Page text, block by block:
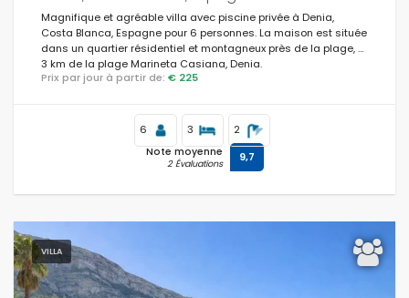
Magnifique et agréable villa avec piscine privée à Denia,
Costa Blanca, Espagne pour 6 personnes. La maison est située
dans un quartier résidentiel et montagneux près de la plage, à
3 km de la plage Marineta Casiana, Denia.
Prix par jour à partir de: € 225
6 3 2
Note moyenne
2 Évaluations 9,7
VILLA